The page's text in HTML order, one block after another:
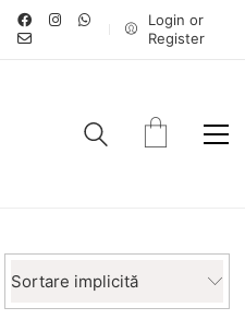
Login or
Register
Sortare implicită